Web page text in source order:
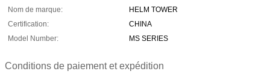
Nom de marque:
HELM TOWER
Certification:
CHINA
Model Number:
MS SERIES
Conditions de paiement et expédition